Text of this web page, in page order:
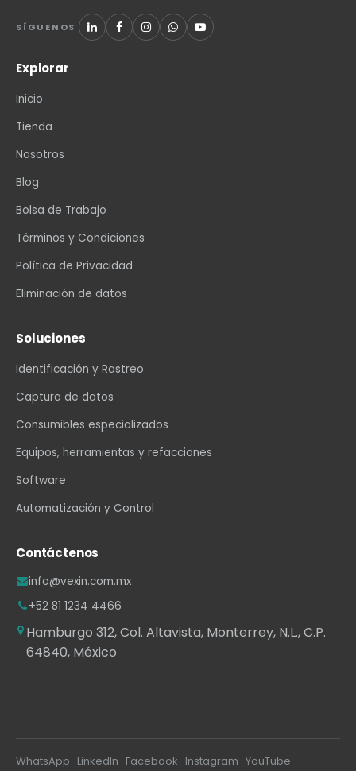
SÍGUENOS
Explorar
Inicio
Tienda
Nosotros
Blog
Bolsa de Trabajo
Términos y Condiciones
Política de Privacidad
Eliminación de datos
Soluciones
Identificación y Rastreo
Captura de datos
Consumibles especializados
Equipos, herramientas y refacciones
Software
Automatización y Control
Contáctenos
info@vexin.com.mx
+52 81 1234 4466
Hamburgo 312, Col. Altavista, Monterrey, N.L., C.P.
64840, México
WhatsApp · LinkedIn · Facebook · Instagram · YouTube